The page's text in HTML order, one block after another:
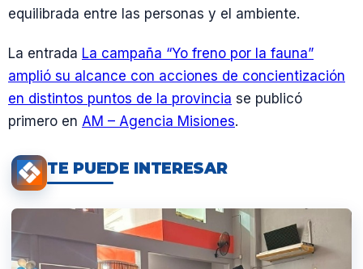
equilibrada entre las personas y el ambiente.
La entrada La campaña “Yo freno por la fauna”
amplió su alcance con acciones de concientización
en distintos puntos de la provincia se publicó
primero en AM – Agencia Misiones.
TE PUEDE INTERESAR